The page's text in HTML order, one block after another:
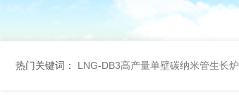
热门关键词： LNG-DB3高产量单壁碳纳米管生长炉